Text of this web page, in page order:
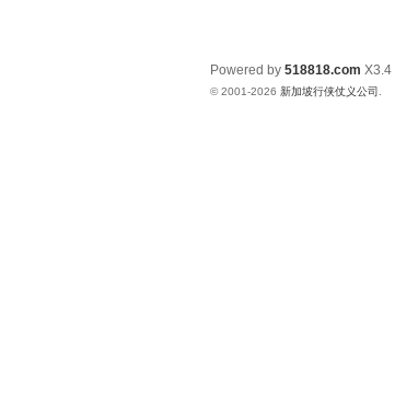
Powered by 518818.com X3.4
© 2001-2026 新加坡行侠仗义公司